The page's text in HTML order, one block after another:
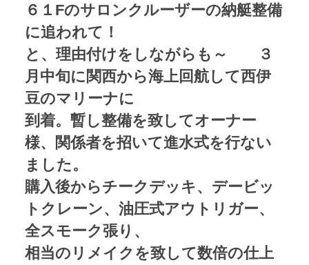
６１Fのサロンクルーザーの納艇整備
に追われて！
と、理由付けをしながらも～ ３
月中旬に関西から海上回航して西伊
豆のマリーナに
到着。暫し整備を致してオーナー
様、関係者を招いて進水式を行ない
ました。
購入後からチークデッキ、デービッ
トクレーン、油圧式アウトリガー、
全スモーク張り、
相当のリメイクを致して数倍の仕上